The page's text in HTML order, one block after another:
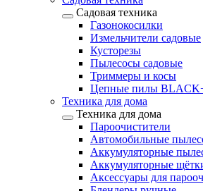
Садовая техника
Газонокосилки
Измельчители садовые
Кусторезы
Пылесосы садовые
Триммеры и косы
Цепные пилы
Техника для дома
Техника для дома
Пароочистители
Автомобильные
Аккумуляторные
Аккумуляторные
Аксессуары для